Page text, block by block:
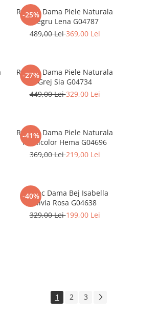
-25%
Rucsac Dama Piele Naturala
Negru Lena G04787
489,00 Lei369,00 Lei
-27%
Rucsac Dama Piele Naturala
Grej Sia G04734
449,00 Lei329,00 Lei
-41%
Rucsac Dama Piele Naturala
Multicolor Hema G04696
369,00 Lei219,00 Lei
-40%
Rucsac Dama Bej Isabella
Silvia Rosa G04638
329,00 Lei199,00 Lei
1 2 3